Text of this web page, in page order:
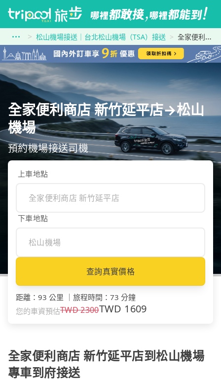
松山機場接送｜台北松山機場（TSA）接送 全家便利商店 新竹延平店到松山機場
全家便利商店 新竹延平店→松山
機場
預約機場接送司機
上車地點
下車地點
查詢真實價格
距離 ： 93 公里 旅程時間 ： 73 分鐘
您的車資預估TWD2300TWD 1609
全家便利商店 新竹延平店到松山機場
專車到府接送